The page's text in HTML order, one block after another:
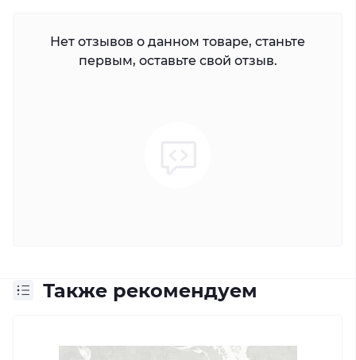
Нет отзывов о данном товаре, станьте
первым, оставьте свой отзыв.
Также рекомендуем